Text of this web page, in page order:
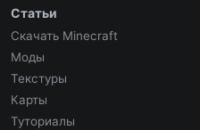
Статьи
Скачать Minecraft
Моды
Текстуры
Карты
Туториалы